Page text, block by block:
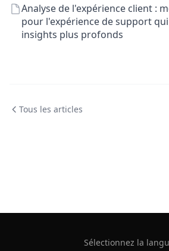
Analyse de l'expérience client :
pour l'expérience de support
insights plus profonds
Tous les articles
Sélectionnez la